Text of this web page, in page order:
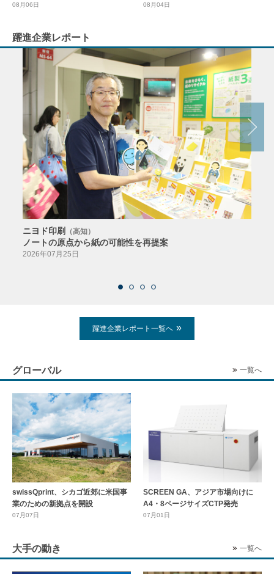
08月06日 08月04日
躍進企業レポート
ニヨド印刷 （高知）
ノートの原点から紙の可能性を再提案
2026年07月25日
躍進企業レポート一覧へ
グローバル 一覧へ
swissQprint、シカゴ近郊に⽶国事
業のための新拠点を開設
07月07日
SCREEN GA、アジア市場向けに
A4・8ページサイズCTP発売
07月01日
大手の動き 一覧へ